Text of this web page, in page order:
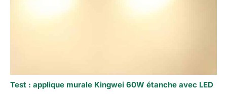
Test : applique murale Kingwei 60W étanche avec LED